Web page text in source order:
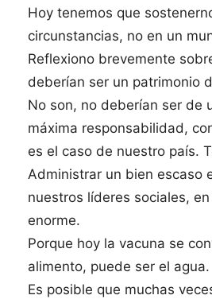
Hoy tenemos que
circunstancias, no en un
Reflexiono brevemente
deberían ser un patrimonio
No son, no deberían ser de
máxima responsabilidad,
es el caso de nuestro país.
Administrar un bien escaso
nuestros líderes sociales,
enorme.
Porque hoy la vacuna se
alimento, puede ser el agua.
Es posible que muchas